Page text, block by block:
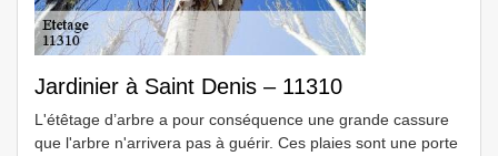
Jardinier à Saint Denis – 11310
L'étêtage d’arbre a pour conséquence une grande cassure
que l'arbre n'arrivera pas à guérir. Ces plaies sont une porte